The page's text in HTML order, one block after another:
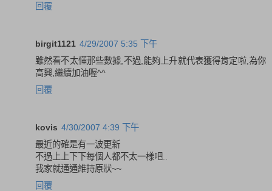
回覆
birgit1121 4/29/2007 5:35 下午
雖然看不太懂那些數據,不過,能夠上升就代表獲得肯定啦,為你
高興,繼續加油喔^^
回覆
kovis 4/30/2007 4:39 下午
最近的確是有一波更新
不過上上下下每個人都不太一樣吧..
我家就通通維持原狀~~
回覆